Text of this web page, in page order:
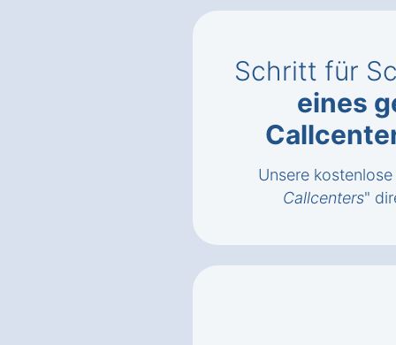
Schritt für
eines
Unsere
Callcenters"